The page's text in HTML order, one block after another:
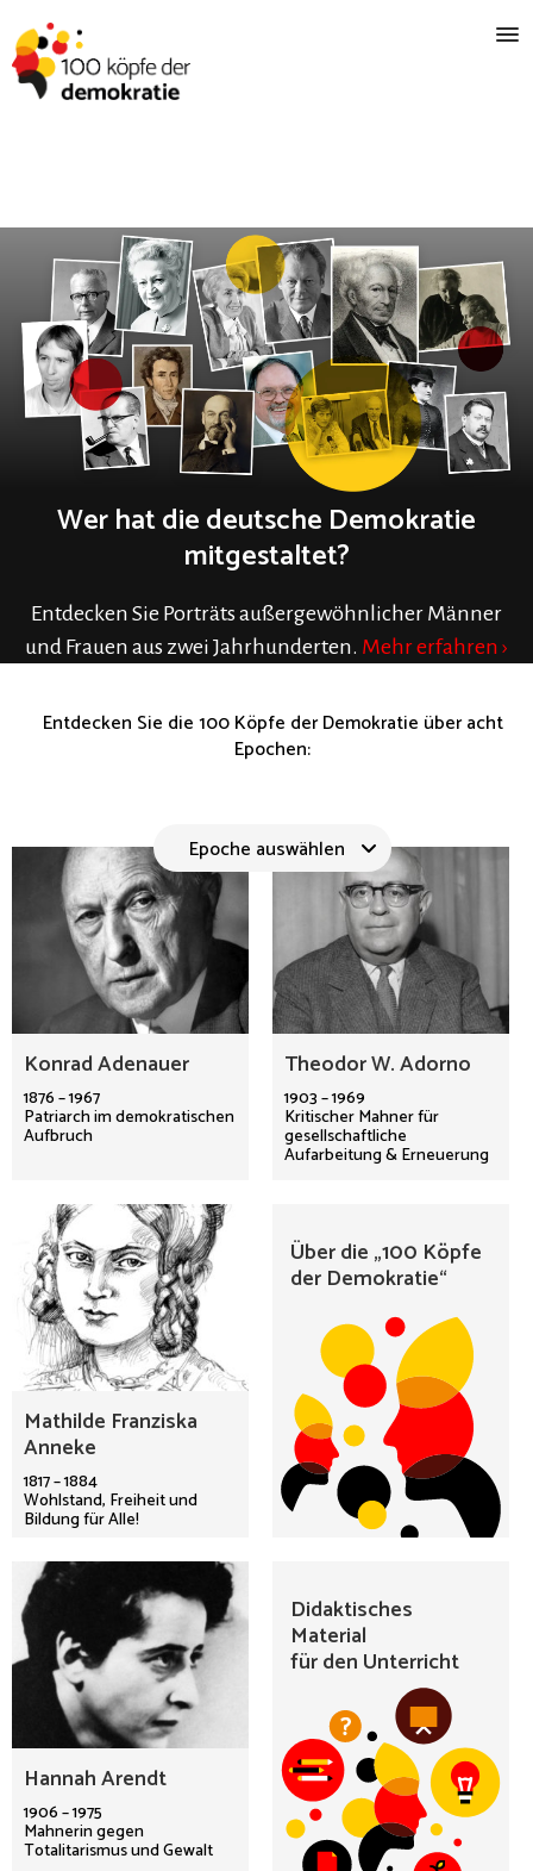
Wer hat die deutsche Demokratie
mitgestaltet?
Entdecken Sie Porträts außergewöhnlicher Männer
und Frauen aus zwei Jahrhunderten. Mehr erfahren ›
Entdecken Sie die 100 Köpfe der Demokratie über acht
Epochen:
Epoche auswählen
Konrad Adenauer
1876 – 1967
Patriarch im demokratischen
Aufbruch
Theodor W. Adorno
1903 – 1969
Kritischer Mahner für
gesellschaftliche
Aufarbeitung & Erneuerung
Mathilde Franziska
Anneke
1817 – 1884
Wohlstand, Freiheit und
Bildung für Alle!
Über die „100 Köpfe
der Demokratie“
Hannah Arendt
1906 – 1975
Mahnerin gegen
Totalitarismus und Gewalt
Didaktisches
Material
für den Unterricht